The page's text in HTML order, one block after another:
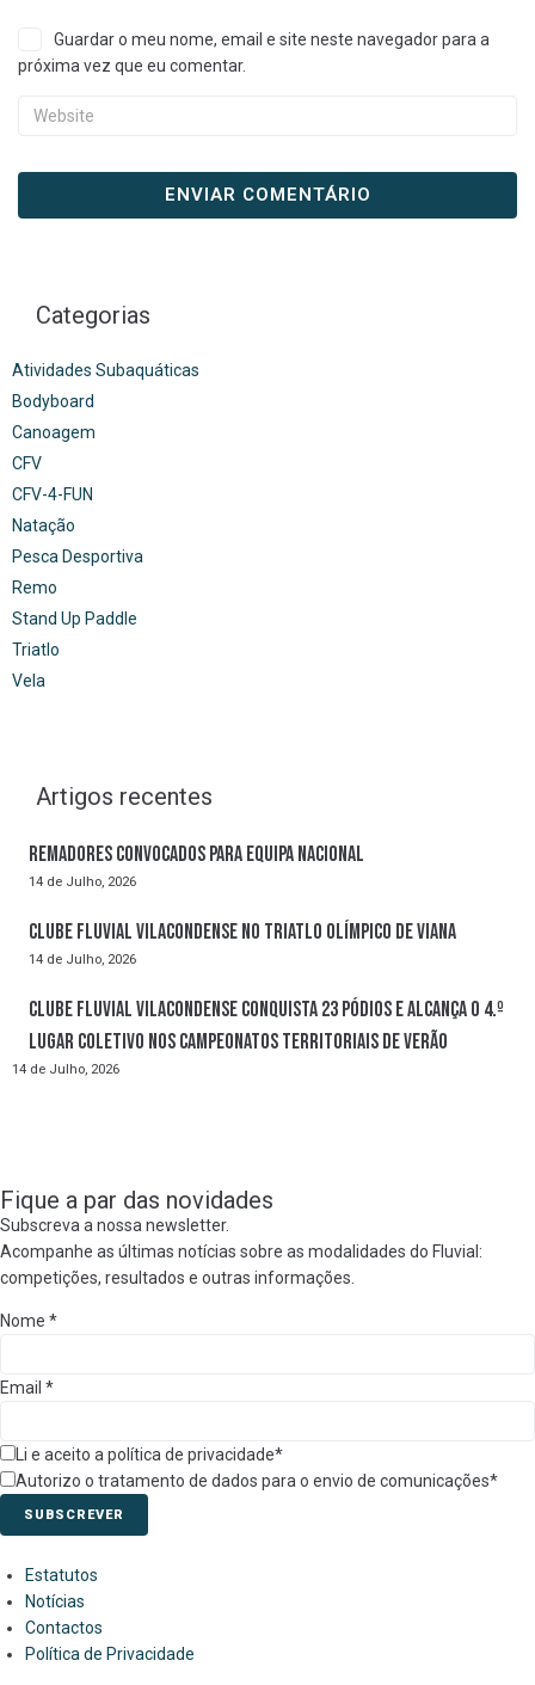
Guardar o meu nome, email e site neste navegador para a
próxima vez que eu comentar.
Categorias
Atividades Subaquáticas
Bodyboard
Canoagem
CFV
CFV-4-FUN
Natação
Pesca Desportiva
Remo
Stand Up Paddle
Triatlo
Vela
Artigos recentes
Remadores convocados para Equipa Nacional
14 de Julho, 2026
Clube Fluvial Vilacondense no Triatlo Olímpico de Viana
14 de Julho, 2026
Clube Fluvial Vilacondense conquista 23 pódios e alcança o 4.º
lugar coletivo nos Campeonatos Territoriais de Verão
14 de Julho, 2026
Fique a par das novidades
Subscreva a nossa newsletter.
Acompanhe as últimas notícias sobre as modalidades do Fluvial:
competições, resultados e outras informações.
Nome *
Email *
Li e aceito a política de privacidade*
Autorizo o tratamento de dados para o envio de comunicações*
SUBSCREVER
Estatutos
Notícias
Contactos
Política de Privacidade